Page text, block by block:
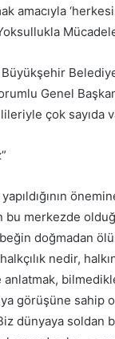
Genel Başkan
çok sayıda
bu merkezde
doğmadan
nedir,
anlatmak,
görüşüne sahip
dünyaya soldan